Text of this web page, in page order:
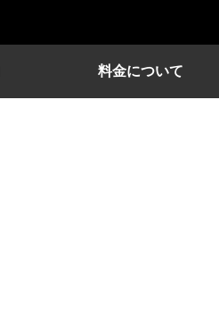
料金について